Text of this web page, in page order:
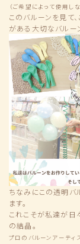
（ご希望によって使用し
このバルーンを見て
がある大切なバルー
ちなみにこの透明バ
ます。
これこそが私達が日
の結晶。
プロのバルーンアーティ